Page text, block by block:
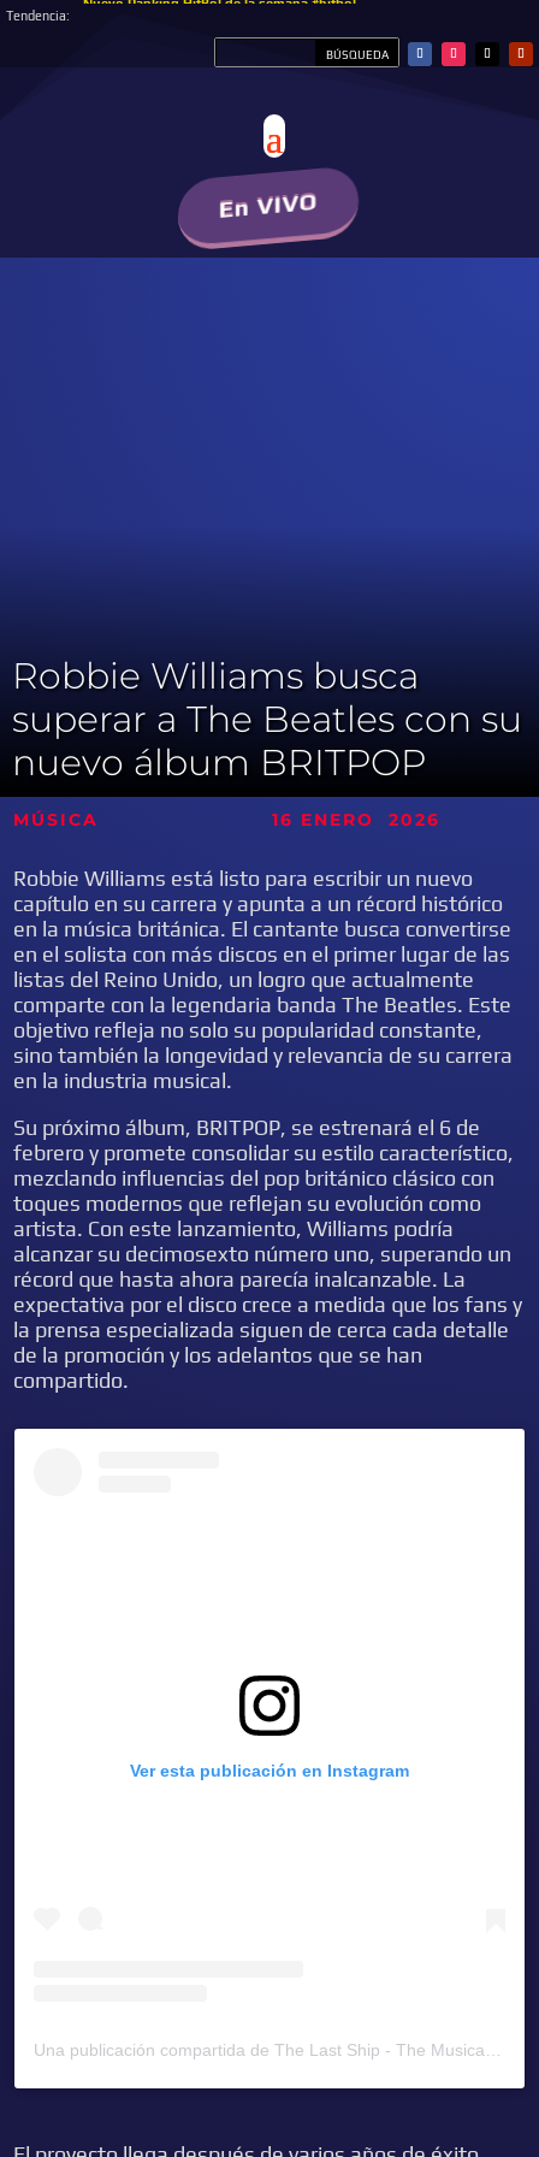
Tendencia:
Nuevo Ranking HitBol de la semana #hitbol
En VIVO
Robbie Williams busca
superar a The Beatles con su
nuevo álbum BRITPOP
MÚSICA 16 ENERO 2026
Robbie Williams está listo para escribir un nuevo
capítulo en su carrera y apunta a un récord histórico
en la música británica. El cantante busca convertirse
en el solista con más discos en el primer lugar de las
listas del Reino Unido, un logro que actualmente
comparte con la legendaria banda The Beatles. Este
objetivo refleja no solo su popularidad constante,
sino también la longevidad y relevancia de su carrera
en la industria musical.
Su próximo álbum, BRITPOP, se estrenará el 6 de
febrero y promete consolidar su estilo característico,
mezclando influencias del pop británico clásico con
toques modernos que reflejan su evolución como
artista. Con este lanzamiento, Williams podría
alcanzar su decimosexto número uno, superando un
récord que hasta ahora parecía inalcanzable. La
expectativa por el disco crece a medida que los fans y
la prensa especializada siguen de cerca cada detalle
de la promoción y los adelantos que se han
compartido.
Ver esta publicación en Instagram